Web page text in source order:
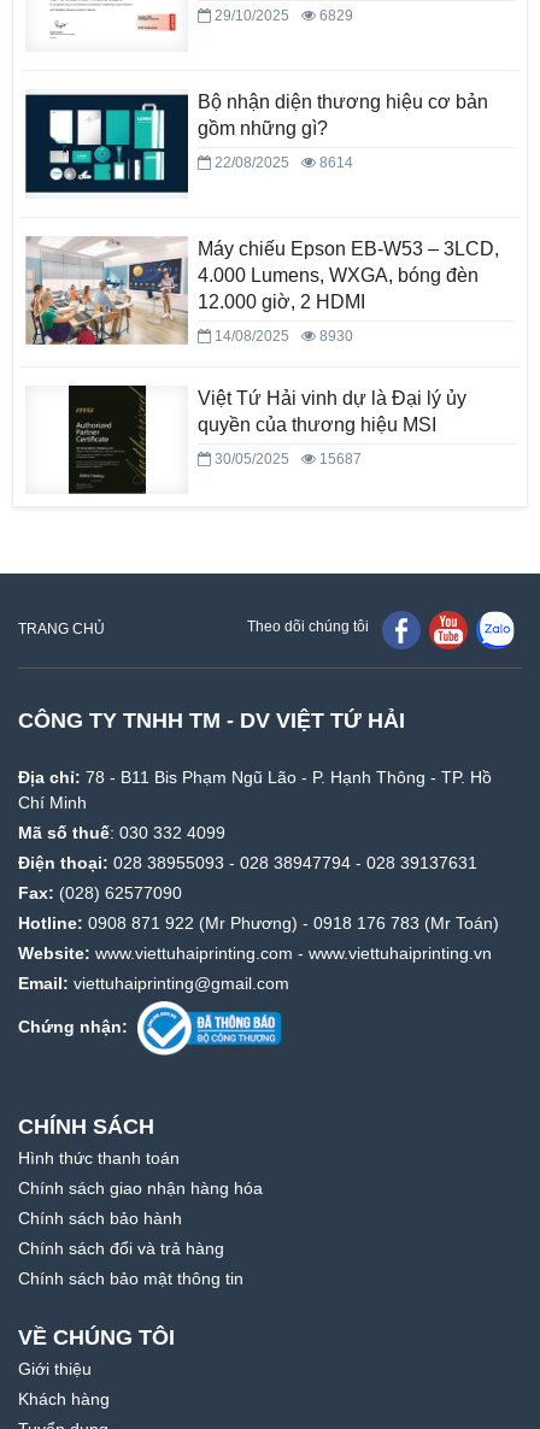
29/10/2025 6829
Bộ nhận diện thương hiệu cơ bản
gồm những gì?
22/08/2025 8614
Máy chiếu Epson EB-W53 – 3LCD,
4.000 Lumens, WXGA, bóng đèn
12.000 giờ, 2 HDMI
14/08/2025 8930
Việt Tứ Hải vinh dự là Đại lý ủy
quyền của thương hiệu MSI
30/05/2025 15687
TRANG CHỦ Theo dõi chúng tôi
CÔNG TY TNHH TM - DV VIỆT TỨ HẢI
Địa chỉ: 78 - B11 Bis Phạm Ngũ Lão - P. Hạnh Thông - TP. Hồ
Chí Minh
Mã số thuế: 030 332 4099
Điện thoại: 028 38955093 - 028 38947794 - 028 39137631
Fax: (028) 62577090
Hotline: 0908 871 922 (Mr Phương) - 0918 176 783 (Mr Toán)
Website: www.viettuhaiprinting.com - www.viettuhaiprinting.vn
Email: viettuhaiprinting@gmail.com
Chứng nhận:
CHÍNH SÁCH
Hình thức thanh toán
Chính sách giao nhận hàng hóa
Chính sách bảo hành
Chính sách đổi và trả hàng
Chính sách bảo mật thông tin
VỀ CHÚNG TÔI
Giới thiệu
Khách hàng